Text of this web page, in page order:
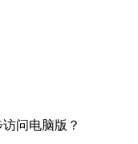
问电脑版？